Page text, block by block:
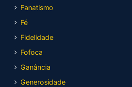
Fanatismo
Fé
Fidelidade
Fofoca
Ganância
Generosidade